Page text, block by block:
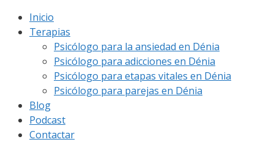
Inicio
Terapias
Psicólogo para la ansiedad en Dénia
Psicólogo para adicciones en Dénia
Psicólogo para etapas vitales en Dénia
Psicólogo para parejas en Dénia
Blog
Podcast
Contactar